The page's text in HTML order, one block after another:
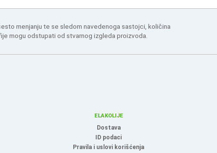
menjanju te se sledom navedenoga sastojci, količina
mogu odstupati od stvarnog izgleda proizvoda.
ELAKOLIJE
Dostava
ID podaci
Pravila i uslovi korišćenja